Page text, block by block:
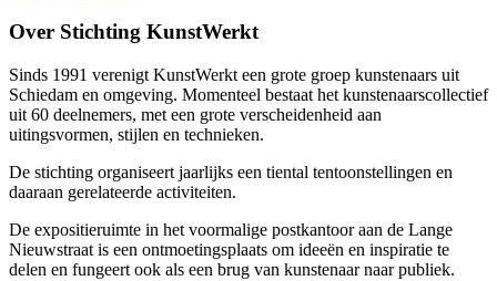
Over Stichting KunstWerkt
Sinds 1991 verenigt KunstWerkt een grote groep kunstenaars uit
Schiedam en omgeving. Momenteel bestaat het kunstenaarscollectief
uit 60 deelnemers, met een grote verscheidenheid aan
uitingsvormen, stijlen en technieken.
De stichting organiseert jaarlijks een tiental tentoonstellingen en
daaraan gerelateerde activiteiten.
De expositieruimte in het voormalige postkantoor aan de Lange
Nieuwstraat is een ontmoetingsplaats om ideeën en inspiratie te
delen en fungeert ook als een brug van kunstenaar naar publiek.